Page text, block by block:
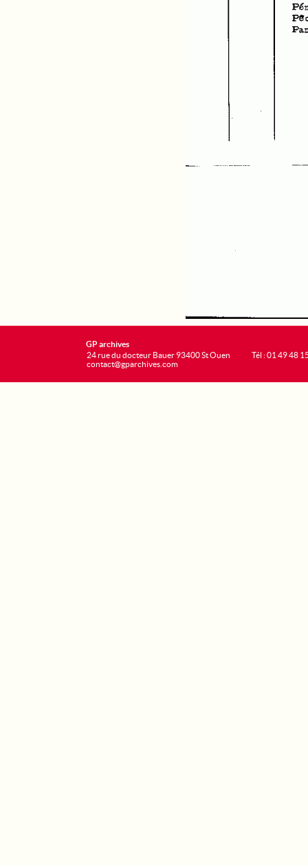
GP archives
24 rue du docteur Bauer 93400 St Ouen
contact@gparchives.com
Tél : 01 49 48